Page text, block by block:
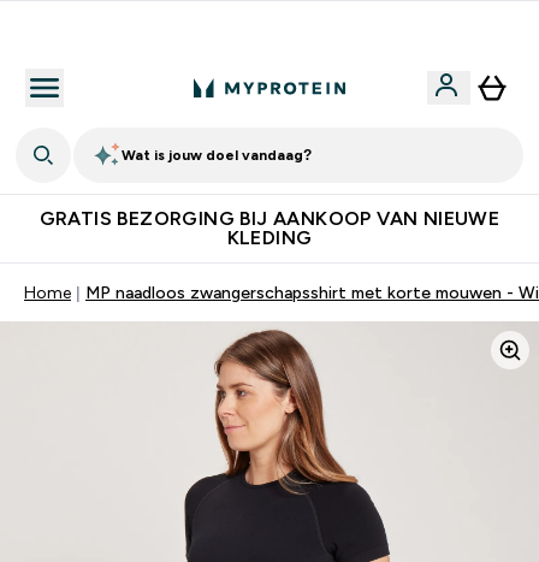
Wat is jouw doel vandaag?
GRATIS BEZORGING BIJ AANKOOP VAN NIEUWE
KLEDING
Home MP naadloos zwangerschapsshirt met korte mouwen -